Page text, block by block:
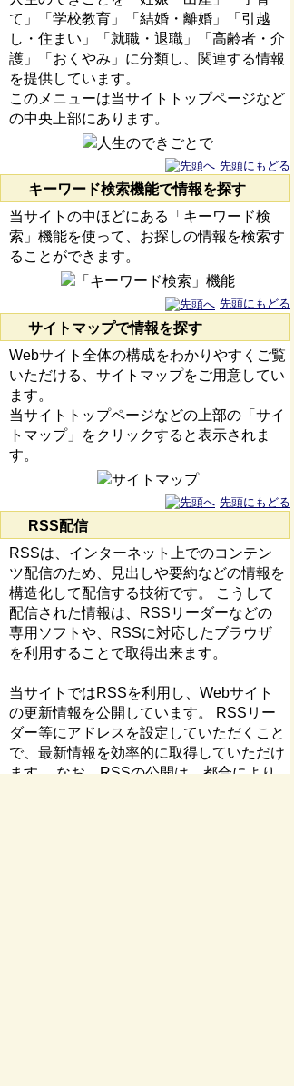
て」「学校教育」「結婚・離婚」「引越
し・住まい」「就職・退職」「高齢者・介
護」「おくやみ」に分類し、関連する情報
を提供しています。
このメニューは当サイトトップページなど
の中央上部にあります。
先頭にもどる
キーワード検索機能で情報を探す
当サイトの中ほどにある「キーワード検
索」機能を使って、お探しの情報を検索す
ることができます。
先頭にもどる
サイトマップで情報を探す
Webサイト全体の構成をわかりやすくご覧
いただける、サイトマップをご用意してい
ます。
当サイトトップページなどの上部の「サイ
トマップ」をクリックすると表示されま
す。
先頭にもどる
RSS配信
RSSは、インターネット上でのコンテン
ツ配信のため、見出しや要約などの情報を
構造化して配信する技術です。 こうして
配信された情報は、RSSリーダーなどの
専用ソフトや、RSSに対応したブラウザ
を利用することで取得出来ます。
当サイトではRSSを利用し、Webサイト
の更新情報を公開しています。 RSSリー
ダー等にアドレスを設定していただくこと
で、最新情報を効率的に取得していただけ
ます。 なお、RSSの公開は、都合により